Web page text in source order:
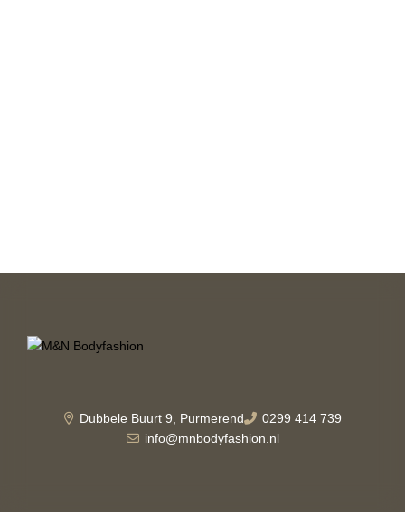
Dubbele Buurt 9, Purmerend
0299 414 739
info@mnbodyfashion.nl